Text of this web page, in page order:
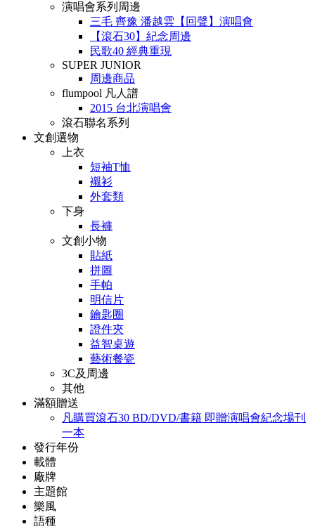
演唱會系列周邊
三毛 齊豫 潘越雲【回聲】演唱會
【滾石30】紀念周邊
民歌40 經典重現
SUPER JUNIOR
周邊商品
flumpool 凡人譜
2015 台北演唱會
滾石聯名系列
文創選物
上衣
短袖T恤
襯衫
外套類
下身
長褲
文創小物
貼紙
拼圖
手帕
明信片
鑰匙圈
證件夾
益智桌遊
藝術餐瓷
3C及周邊
其他
滿額贈送
凡購買滾石30 BD/DVD/書籍 即贈演唱會紀念場刊
一本
發行年份
載體
廠牌
主題館
樂風
語種